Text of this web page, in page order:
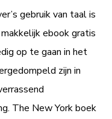
gebruik van taal is
ebook gratis
op te gaan in het
zijn in
The New York boek